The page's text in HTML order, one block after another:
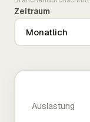
Zeitraum
Auslastung